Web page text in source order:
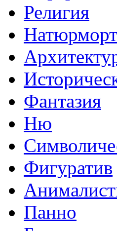
Религия
Натюрморт
Фантазия
Ню
Фигуратив
Панно